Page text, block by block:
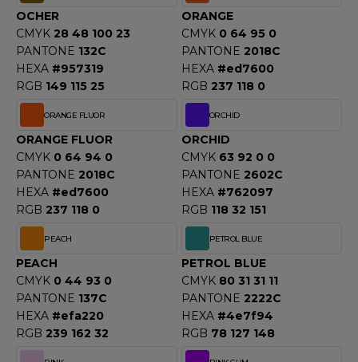
OCHER
CMYK 28 48 100 23
PANTONE 132C
HEXA #957319
RGB 149 115 25
ORANGE
CMYK 0 64 95 0
PANTONE 2018C
HEXA #ed7600
RGB 237 118 0
ORANGE FLUOR
ORANGE FLUOR
CMYK 0 64 94 0
PANTONE 2018C
HEXA #ed7600
RGB 237 118 0
ORCHID
ORCHID
CMYK 63 92 0 0
PANTONE 2602C
HEXA #762097
RGB 118 32 151
PEACH
PEACH
CMYK 0 44 93 0
PANTONE 137C
HEXA #efa220
RGB 239 162 32
PETROL BLUE
PETROL BLUE
CMYK 80 31 31 11
PANTONE 2222C
HEXA #4e7f94
RGB 78 127 148